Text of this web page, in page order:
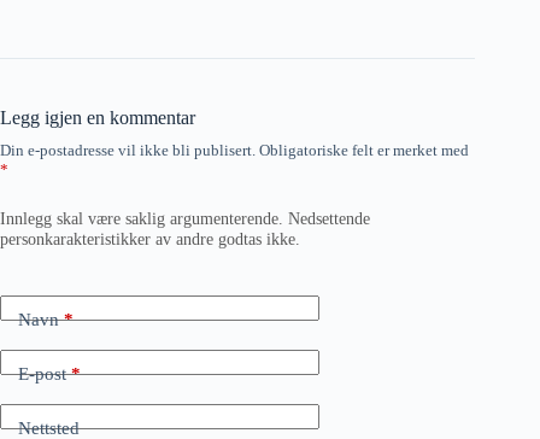
Legg igjen en kommentar
Din e-postadresse vil ikke bli publisert. Obligatoriske felt er merket med
*
Innlegg skal være saklig argumenterende. Nedsettende
personkarakteristikker av andre godtas ikke.
Navn*
E-post*
Nettsted